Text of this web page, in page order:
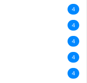
4
4
4
4
4